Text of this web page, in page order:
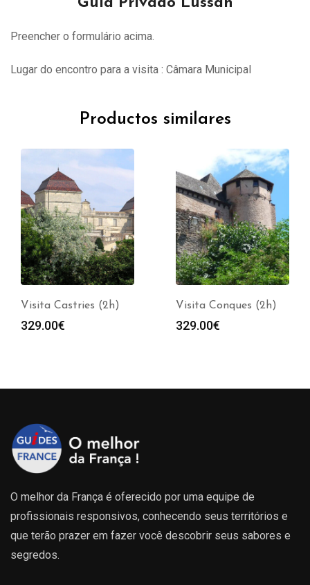
Preencher o formulário acima.
Lugar do encontro para a visita : Câmara Municipal
Productos similares
Visita Castries (2h)
329.00€
Visita Conques (2h)
329.00€
O melhor da França é oferecido por uma equipe de
profissionais responsivos, conhecendo seus territórios e
que terão prazer em fazer você descobrir seus sabores e
segredos.